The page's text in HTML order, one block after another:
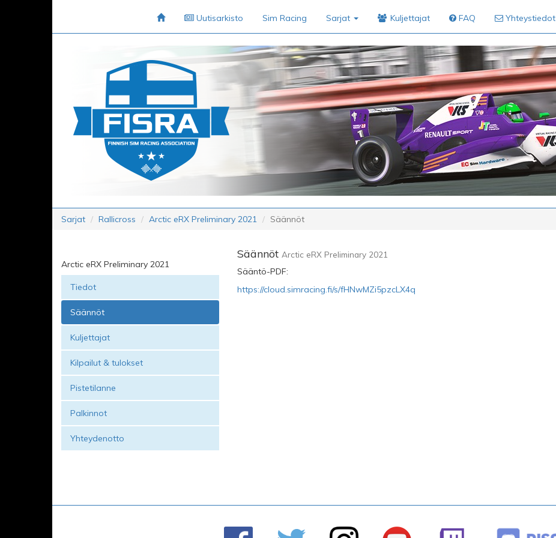
Uutisarkisto Sim Racing Sarjat Kuljettajat FAQ Yhteystiedot
Sarjat Rallicross Arctic eRX Preliminary 2021 Säännöt
Arctic eRX Preliminary 2021
Tiedot
Säännöt
Kuljettajat
Kilpailut & tulokset
Pistetilanne
Palkinnot
Yhteydenotto
Säännöt Arctic eRX Preliminary 2021
Sääntö-PDF:
https://cloud.simracing.fi/s/fHNwMZi5pzcLX4q